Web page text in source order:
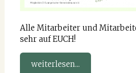
Alle Mitarbeiter und
sehr auf EUCH!
weiterlesen...